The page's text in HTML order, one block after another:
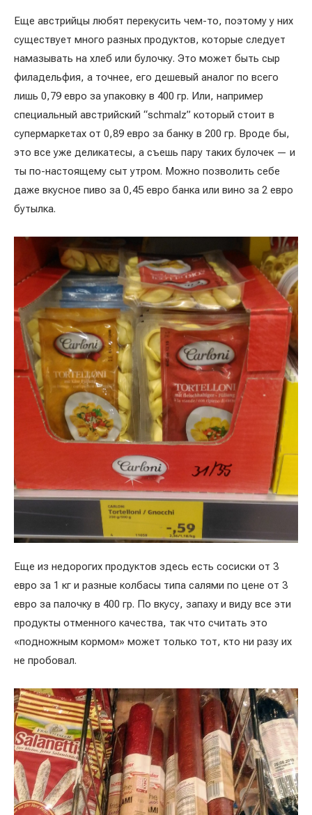
Еще австрийцы любят перекусить чем-то, поэтому у них
существует много разных продуктов, которые следует
намазывать на хлеб или булочку. Это может быть сыр
филадельфия, а точнее, его дешевый аналог по всего
лишь 0,79 евро за упаковку в 400 гр. Или, например
специальный австрийский “schmalz” который стоит в
супермаркетах от 0,89 евро за банку в 200 гр. Вроде бы,
это все уже деликатесы, а съешь пару таких булочек — и
ты по-настоящему сыт утром. Можно позволить себе
даже вкусное пиво за 0,45 евро банка или вино за 2 евро
бутылка.
Еще из недорогих продуктов здесь есть сосиски от 3
евро за 1 кг и разные колбасы типа салями по цене от 3
евро за палочку в 400 гр. По вкусу, запаху и виду все эти
продукты отменного качества, так что считать это
«подножным кормом» может только тот, кто ни разу их
не пробовал.